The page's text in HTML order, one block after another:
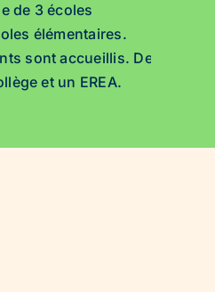
de 3 écoles
élémentaires.
sont accueillis. De
et un EREA.